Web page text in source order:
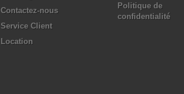
Contactez-nous
Service Client
Location
Politique de
confidentialité